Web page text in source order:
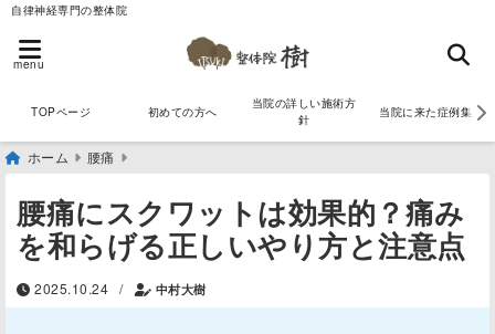
自律神経専門の整体院
menu
TOPページ 初めての方へ
当院の詳しい施術方
針
当院に来た症例集
ホーム 腰痛
腰痛にスクワットは効果的？痛み
を和らげる正しいやり方と注意点
2025.10.24 / 中村大樹